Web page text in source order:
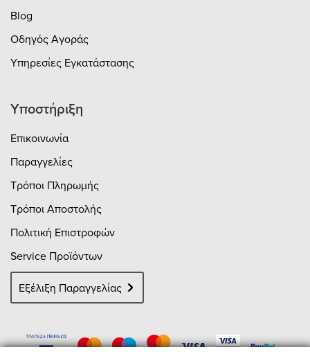
Blog
Οδηγός Αγοράς
Υπηρεσίες Εγκατάστασης
Υποστήριξη
Επικοινωνία
Παραγγελίες
Τρόποι Πληρωμής
Τρόποι Αποστολής
Πολιτική Επιστροφών
Service Προϊόντων
Εξέλιξη Παραγγελίας